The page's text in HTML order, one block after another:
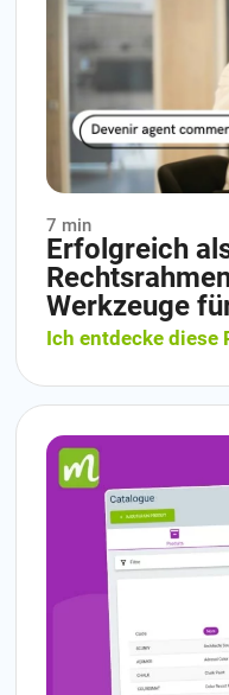
7 min
Erfolgreich
Werkzeuge
Ich entdecke diese